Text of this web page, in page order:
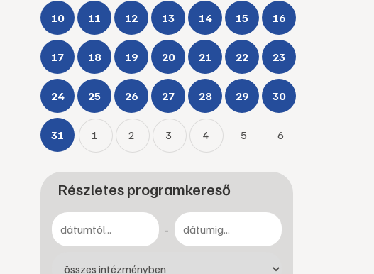
10 11 12 13 14 15 16
17 18 19 20 21 22 23
24 25 26 27 28 29 30
31 1 2 3 4 5 6
Részletes programkereső
-